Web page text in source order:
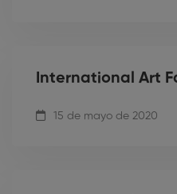
International Art
15 de mayo de 2020